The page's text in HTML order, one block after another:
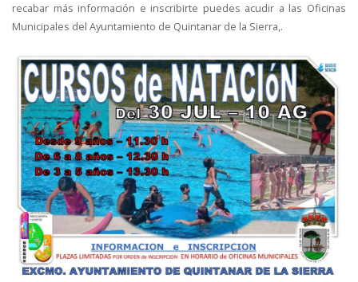
recabar más información e inscribirte puedes acudir a las Oficinas
Municipales del Ayuntamiento de Quintanar de la Sierra,.